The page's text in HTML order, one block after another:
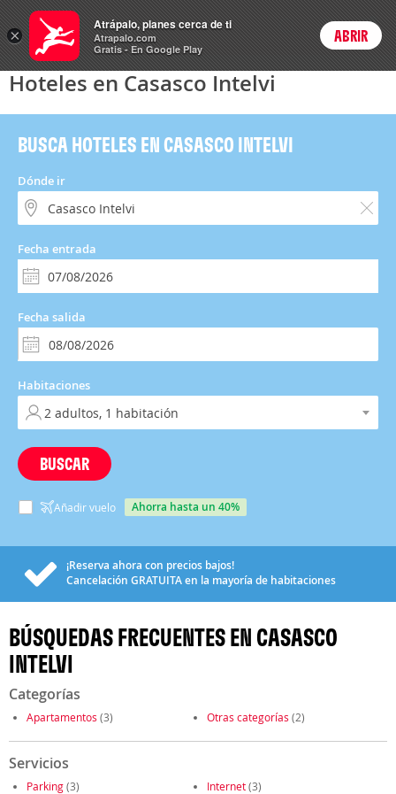
Hoteles Login
Hoteles en Casasco Intelvi
BUSCA HOTELES EN CASASCO INTELVI
Dónde ir
Fecha entrada
Fecha salida
Habitaciones
BUSCAR
Añadir vuelo ahorra hasta un 40%
¡Reserva ahora con precios bajos!
Cancelación GRATUITAen la mayoría de habitaciones
BÚSQUEDAS FRECUENTES EN CASASCO
INTELVI
Categorías
Apartamentos (3) Otras categorías (2)
Servicios
Parking(3) Internet(3)
×
Atrápalo, planes cerca de ti
Atrapalo.com
Gratis - En Google Play
ABRIR